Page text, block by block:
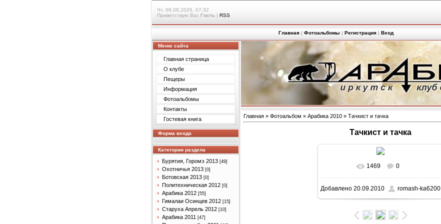
Чт, 06.08.2026, 07:32
Приветствую Вас Гость | RSS
Главная | Фотоальбомы | Регистрация | Вход
Меню сайта
Главная страница
О клубе
Пещеры
Информация
Фотоальбомы
Контакты
Гостевая книга
Форма входа
Категории раздела
Бурятия, Горомэ 2013 [49]
Охотничья 2013 [0]
Ботовская 2013 [0]
Политехническая 2012 [0]
Арабика 2012 [55]
Гималаи Осинцев 2012 [15]
Старуха Апрель 2012 [10]
Арабика 2011 [47]
Главная » Фотоальбом » Арабика 2010 » Тачкист и тачка
Тачкист и тачка
1469 0
Добавлено 20.09.2010 romash-ka6200